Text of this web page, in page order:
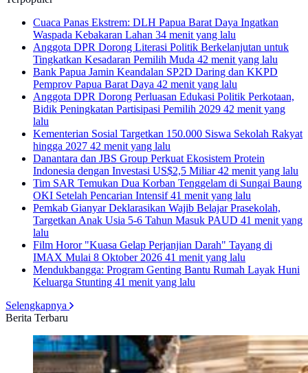
Cuaca Panas Ekstrem: DLH Papua Barat Daya Ingatkan
Waspada Kebakaran Lahan 34 menit yang lalu
Anggota DPR Dorong Literasi Politik Berkelanjutan untuk
Tingkatkan Kesadaran Pemilih Muda 42 menit yang lalu
Bank Papua Jamin Keandalan SP2D Daring dan KKPD
Pemprov Papua Barat Daya 42 menit yang lalu
Anggota DPR Dorong Perluasan Edukasi Politik Perkotaan,
Bidik Peningkatan Partisipasi Pemilih 2029 42 menit yang
lalu
Kementerian Sosial Targetkan 150.000 Siswa Sekolah Rakyat
hingga 2027 42 menit yang lalu
Danantara dan JBS Group Perkuat Ekosistem Protein
Indonesia dengan Investasi US$2,5 Miliar42 menit yang lalu
Tim SAR Temukan Dua Korban Tenggelam di Sungai Baung
OKI Setelah Pencarian Intensif41 menit yang lalu
Pemkab Gianyar Deklarasikan Wajib Belajar Prasekolah,
Targetkan Anak Usia 5-6 Tahun Masuk PAUD 41 menit yang
lalu
Film Horor "Kuasa Gelap Perjanjian Darah" Tayang di
IMAX Mulai 8 Oktober 2026 41 menit yang lalu
Mendukbangga: Program Genting Bantu Rumah Layak Huni
Keluarga Stunting 41 menit yang lalu
Selengkapnya
Berita Terbaru